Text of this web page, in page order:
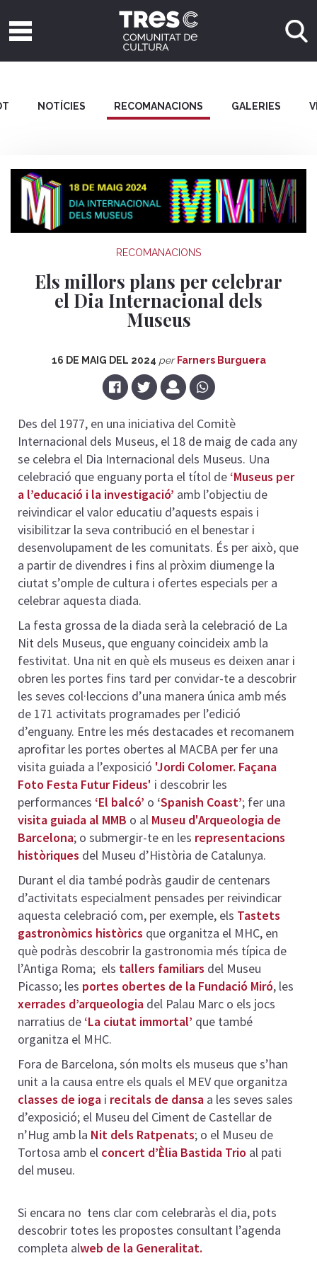
NOTÍCIES RECOMANACIONS GALERIES
RECOMANACIONS
Els millors plans per celebrar
el Dia Internacional dels
Museus
16 DE MAIG DEL 2024 per Farners Burguera
Des del 1977, en una iniciativa del Comitè
Internacional dels Museus, el 18 de maig de cada any
se celebra el Dia Internacional dels Museus. Una
celebració que enguany porta el títol de ‘Museus per
a l’educació i la investigació’ amb l’objectiu de
reivindicar el valor educatiu d’aquests espais i
visibilitzar la seva contribució en el benestar i
desenvolupament de les comunitats. És per això, que
a partir de divendres i fins al pròxim diumenge la
ciutat s’omple de cultura i ofertes especials per a
celebrar aquesta diada.
La festa grossa de la diada serà la celebració de La
Nit dels Museus, que enguany coincideix amb la
festivitat. Una nit en què els museus es deixen anar i
obren les portes fins tard per convidar-te a descobrir
les seves col·leccions d’una manera única amb més
de 171 activitats programades per l’edició
d’enguany. Entre les més destacades et recomanem
aprofitar les portes obertes al MACBA per fer una
visita guiada a l’exposició 'Jordi Colomer. Façana
Foto Festa Futur Fideus' i descobrir les
performances ‘El balcó’ o ‘Spanish Coast’; fer una
visita guiada al MMB o al Museu d'Arqueologia de
Barcelona; o submergir-te en les representacions
històriques del Museu d’Història de Catalunya.
Durant el dia també podràs gaudir de centenars
d’activitats especialment pensades per reivindicar
aquesta celebració com, per exemple, els Tastets
gastronòmics històrics que organitza el MHC, en
què podràs descobrir la gastronomia més típica de
l’Antiga Roma; els tallers familiars del Museu
Picasso; les portes obertes de la Fundació Miró, les
xerrades d’arqueologia del Palau Marc o els jocs
narratius de ‘La ciutat immortal’ que també
organitza el MHC.
Fora de Barcelona, són molts els museus que s’han
unit a la causa entre els quals el MEV que organitza
classes de ioga i recitals de dansa a les seves sales
d’exposició; el Museu del Ciment de Castellar de
n’Hug amb la Nit dels Ratpenats; o el Museu de
Tortosa amb el concert d’Èlia Bastida Trio al pati
del museu.
Si encara no tens clar com celebraràs el dia, pots
descobrir totes les propostes consultant l’agenda
completa alweb de la Generalitat.